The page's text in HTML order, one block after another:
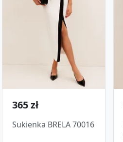
365 zł
Sukienka BRELA 70016